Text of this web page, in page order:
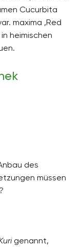
Cucurbita
maxima ‚Red
heimischen
des
müssen
genannt,